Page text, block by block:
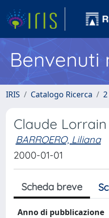
Benvenuti
IRIS Catalogo Ricerca
Claude Lorrain
BARROERO, Liliana
2000-01-01
Scheda breve
Anno di pubblicazione